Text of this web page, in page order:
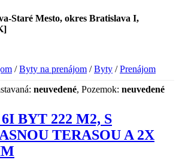
Staré Mesto, okres Bratislava I,
/Byty na prenájom /Byty /Prenájom
neuvedené, Pozemok: neuvedené
BYT 222 M2, S
TERASOU A 2X